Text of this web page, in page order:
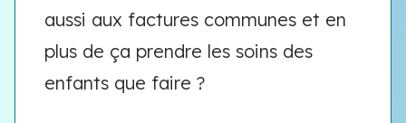
aussi aux factures communes et en
plus de ça prendre les soins des
enfants que faire ?